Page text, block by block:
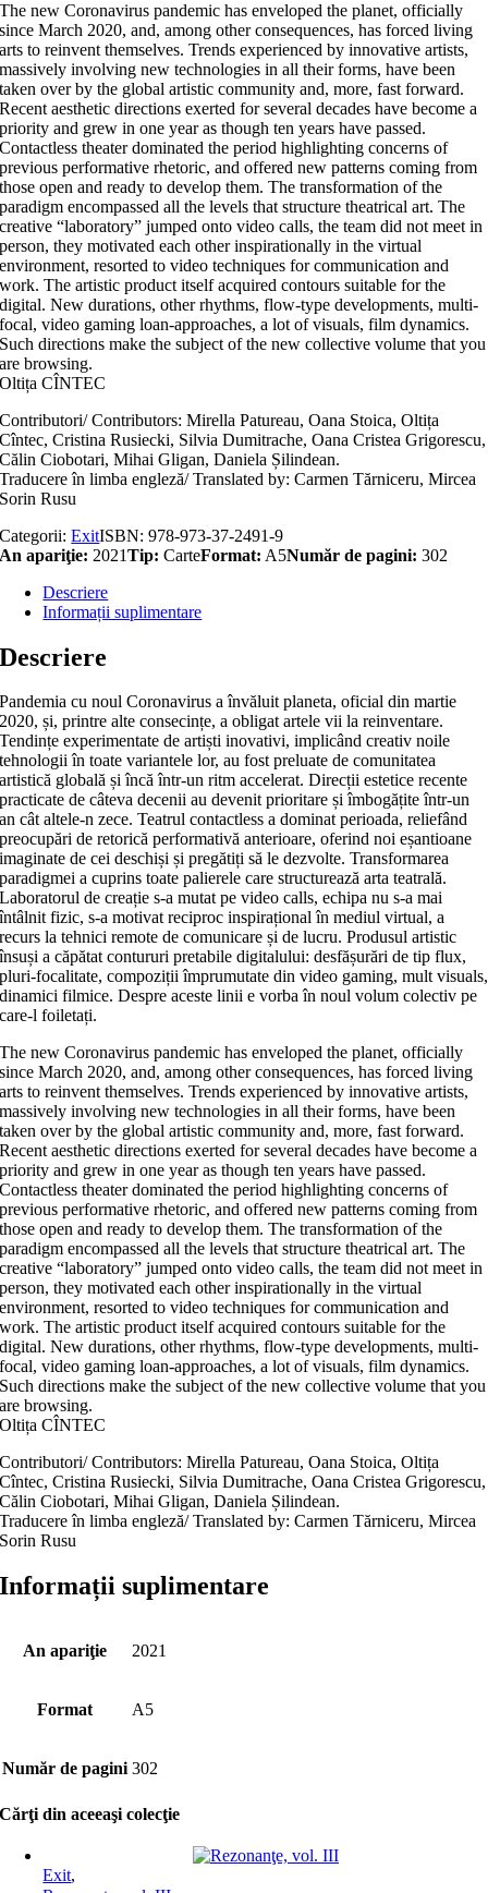
The new Coronavirus pandemic has enveloped the planet, officially
since March 2020, and, among other consequences, has forced living
arts to reinvent themselves. Trends experienced by innovative artists,
massively involving new technologies in all their forms, have been
taken over by the global artistic community and, more, fast forward.
Recent aesthetic directions exerted for several decades have become a
priority and grew in one year as though ten years have passed.
Contactless theater dominated the period highlighting concerns of
previous performative rhetoric, and offered new patterns coming from
those open and ready to develop them. The transformation of the
paradigm encompassed all the levels that structure theatrical art. The
creative “laboratory” jumped onto video calls, the team did not meet in
person, they motivated each other inspirationally in the virtual
environment, resorted to video techniques for communication and
work. The artistic product itself acquired contours suitable for the
digital. New durations, other rhythms, flow-type developments, multi-
focal, video gaming loan-approaches, a lot of visuals, film dynamics.
Such directions make the subject of the new collective volume that you
are browsing.
Oltița CÎNTEC
Contributori/ Contributors: Mirella Patureau, Oana Stoica, Oltița
Cîntec, Cristina Rusiecki, Silvia Dumitrache, Oana Cristea Grigorescu,
Călin Ciobotari, Mihai Gligan, Daniela Șilindean.
Traducere în limba engleză/ Translated by: Carmen Tărniceru, Mircea
Sorin Rusu
Categorii:ExitISBN:978-973-37-2491-9
An apariţie: 2021Tip: CarteFormat: A5Număr de pagini: 302
Descriere
Informații suplimentare
Descriere
Pandemia cu noul Coronavirus a învăluit planeta, oficial din martie
2020, și, printre alte consecințe, a obligat artele vii la reinventare.
Tendințe experimentate de artiști inovativi, implicând creativ noile
tehnologii în toate variantele lor, au fost preluate de comunitatea
artistică globală și încă într-un ritm accelerat. Direcții estetice recente
practicate de câteva decenii au devenit prioritare și îmbogățite într-un
an cât altele-n zece. Teatrul contactless a dominat perioada, reliefând
preocupări de retorică performativă anterioare, oferind noi eșantioane
imaginate de cei deschiși și pregătiți să le dezvolte. Transformarea
paradigmei a cuprins toate palierele care structurează arta teatrală.
Laboratorul de creație s-a mutat pe video calls, echipa nu s-a mai
întâlnit fizic, s-a motivat reciproc inspirațional în mediul virtual, a
recurs la tehnici remote de comunicare și de lucru. Produsul artistic
însuși a căpătat contururi pretabile digitalului: desfășurări de tip flux,
pluri-focalitate, compoziții împrumutate din video gaming, mult visuals,
dinamici filmice. Despre aceste linii e vorba în noul volum colectiv pe
care-l foiletați.
The new Coronavirus pandemic has enveloped the planet, officially
since March 2020, and, among other consequences, has forced living
arts to reinvent themselves. Trends experienced by innovative artists,
massively involving new technologies in all their forms, have been
taken over by the global artistic community and, more, fast forward.
Recent aesthetic directions exerted for several decades have become a
priority and grew in one year as though ten years have passed.
Contactless theater dominated the period highlighting concerns of
previous performative rhetoric, and offered new patterns coming from
those open and ready to develop them. The transformation of the
paradigm encompassed all the levels that structure theatrical art. The
creative “laboratory” jumped onto video calls, the team did not meet in
person, they motivated each other inspirationally in the virtual
environment, resorted to video techniques for communication and
work. The artistic product itself acquired contours suitable for the
digital. New durations, other rhythms, flow-type developments, multi-
focal, video gaming loan-approaches, a lot of visuals, film dynamics.
Such directions make the subject of the new collective volume that you
are browsing.
Oltița CÎNTEC
Contributori/ Contributors: Mirella Patureau, Oana Stoica, Oltița
Cîntec, Cristina Rusiecki, Silvia Dumitrache, Oana Cristea Grigorescu,
Călin Ciobotari, Mihai Gligan, Daniela Șilindean.
Traducere în limba engleză/ Translated by: Carmen Tărniceru, Mircea
Sorin Rusu
Informații suplimentare
An apariţie 2021
Format A5
Număr de pagini 302
Cărţi din aceeaşi colecţie
Exit,